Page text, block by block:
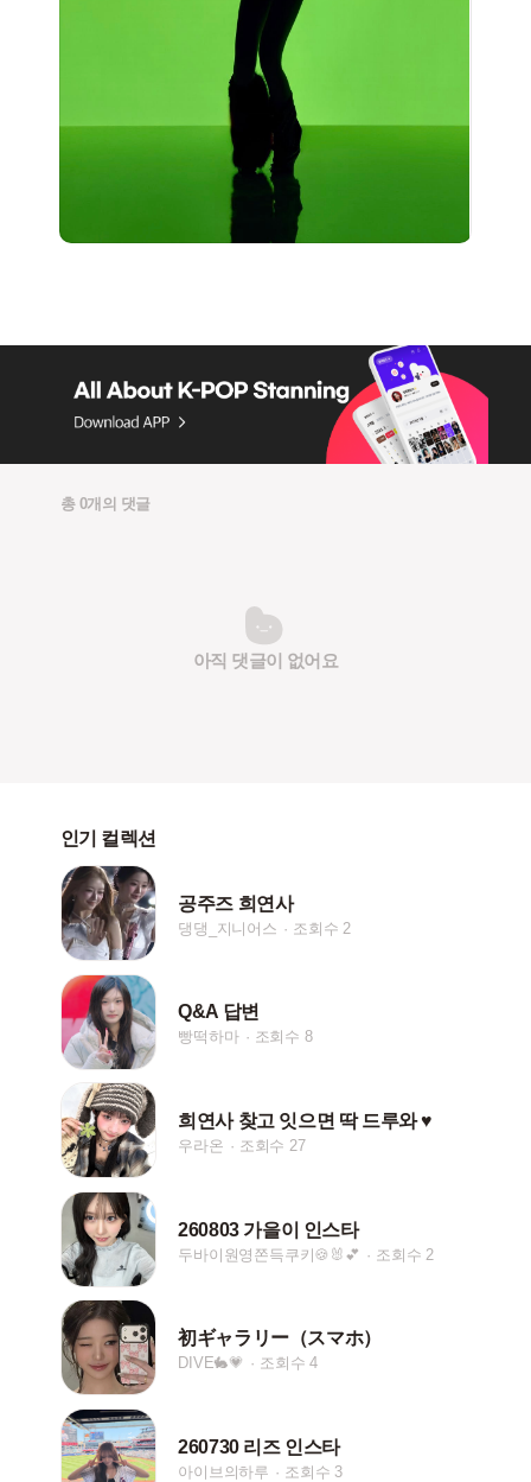
총 0개의 댓글
아직 댓글이 없어요
인기 컬렉션
공주즈 희연사
댕댕_지니어스 조회수 2
Q&A 답변
빵떡하마 조회수 8
희연사 찾고 잇으면 딱 드루와 ♥︎
우라온 조회수 27
260803 가을이 인스타
두바이원영쫀득쿠키🍪🐰💕 조회수 2
初ギャラリー（スマホ）
DIVE🐇💗 조회수 4
260730 리즈 인스타
아이브의하루 조회수 3